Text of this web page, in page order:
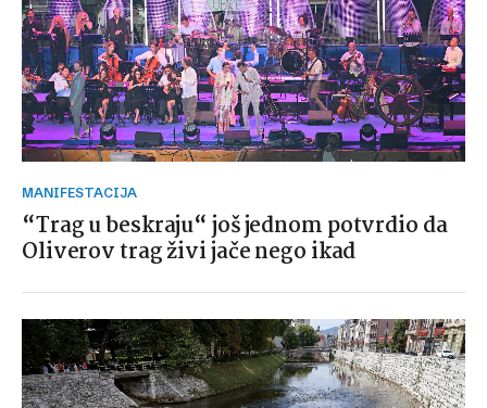
MANIFESTACIJA
“Trag u beskraju“ još jednom potvrdio da
Oliverov trag živi jače nego ikad